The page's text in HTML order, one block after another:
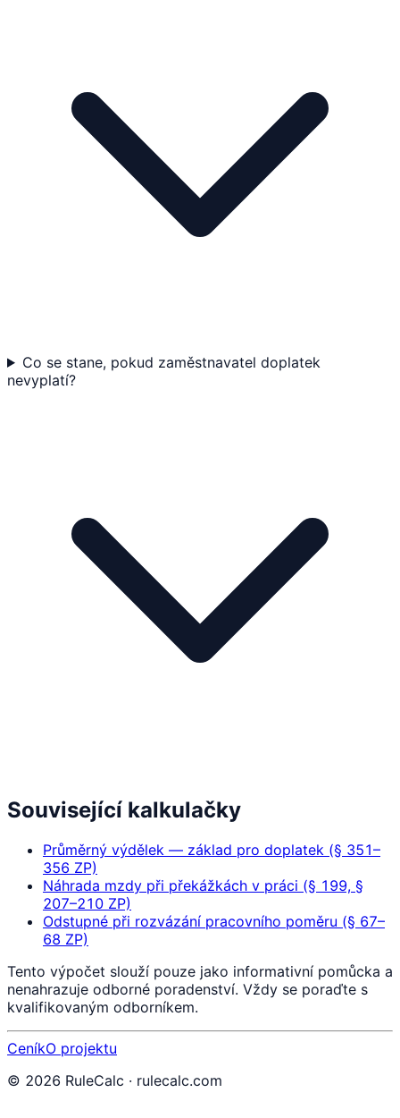
Co se stane, pokud zaměstnavatel doplatek
nevyplatí?
Související kalkulačky
Průměrný výdělek — základ pro doplatek (§ 351–
356 ZP)
Náhrada mzdy při překážkách v práci (§ 199, §
207–210 ZP)
Odstupné při rozvázání pracovního poměru (§ 67–
68 ZP)
Tento výpočet slouží pouze jako informativní pomůcka a
nenahrazuje odborné poradenství. Vždy se poraďte s
kvalifikovaným odborníkem.
CeníkO projektu
© 2026 RuleCalc · rulecalc.com